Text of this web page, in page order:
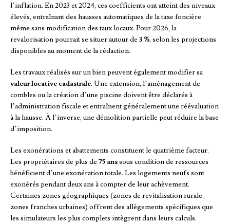
l’inflation. En 2023 et 2024, ces coefficients ont atteint des niveaux
élevés, entraînant des hausses automatiques de la taxe foncière
même sans modification des taux locaux. Pour 2026, la
revalorisation pourrait se situer autour de 3 %, selon les projections
disponibles au moment de la rédaction.
Les travaux réalisés sur un bien peuvent également modifier sa
valeur locative cadastrale. Une extension, l’aménagement de
combles ou la création d’une piscine doivent être déclarés à
l’administration fiscale et entraînent généralement une réévaluation
à la hausse. À l’inverse, une démolition partielle peut réduire la base
d’imposition.
Les exonérations et abattements constituent le quatrième facteur.
Les propriétaires de plus de 75 anssous condition de ressources
bénéficient d’une exonération totale. Les logements neufs sont
exonérés pendant deux ans à compter de leur achèvement.
Certaines zones géographiques (zones de revitalisation rurale,
zones franches urbaines) offrent des allègements spécifiques que
les simulateurs les plus complets intègrent dans leurs calculs.